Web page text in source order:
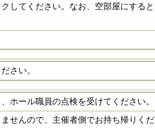
してください。なお、空部屋にすると
さい。
ホール職員の点検を受けてください。
せんので、主催者側でお持ち帰りくだ